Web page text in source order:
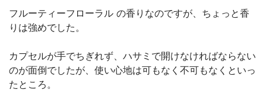
フルーティーフローラル の香りなのですが、ちょっと香
りは強めでした。
カプセルが手でちぎれず、ハサミで開けなければならない
のが面倒でしたが、使い心地は可もなく不可もなくといっ
たところ。